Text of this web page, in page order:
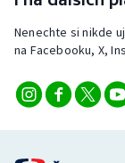
Triatlon
Veslování
Vodní slalom
Volejbal
Nenechte si nikde
na Facebooku, X,